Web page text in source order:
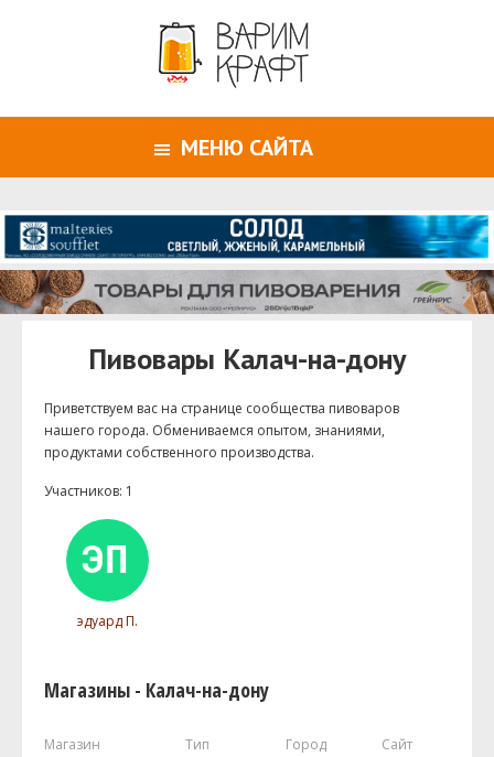
МЕНЮ САЙТА
Пивовары Калач-на-дону
Приветствуем ваc на странице сообщества пивоваров
нашего города. Обмениваемся опытом, знаниями,
продуктами собственного производства.
Участников: 1
эдуард П.
Магазины - Калач-на-дону
Магазин Тип Город Сайт